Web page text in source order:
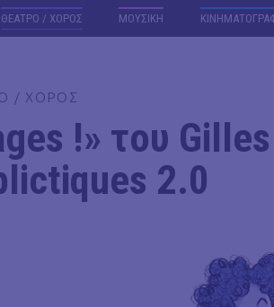
ΘΕΑΤΡΟ / ΧΟΡΟΣ ΜΟΥΣΙΚΗ
/ ΧΟΡΟΣ
!» του
2.0